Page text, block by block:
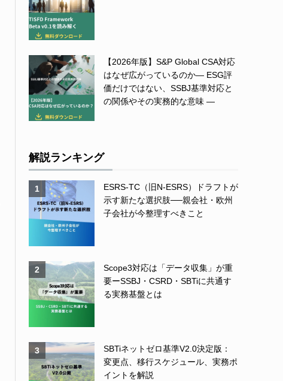
【2026年版】S&P Global CSA対応
はなぜ広がっているのか― ESG評
価だけではない、SSBJ基準対応と
の関係やその実務的な意味 ―
解説ランキング
1
ESRS-TC（旧N-ESRS）ドラフトが
示す新たな選択肢──親会社・欧州
子会社が今整理すべきこと
2
Scope3対応は「データ収集」が重
要ーSSBJ・CSRD・SBTiに共通す
る実務基盤とは
3
SBTiネットゼロ基準V2.0決定版：
変更点、移行スケジュール、実務ポ
イントを解説